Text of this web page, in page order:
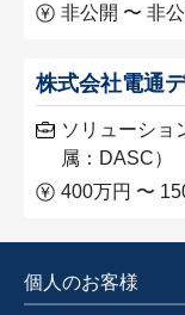
非公開 〜 非
株式会社電通
ソリューシ
属：DASC）
400万円 〜
個人のお客様